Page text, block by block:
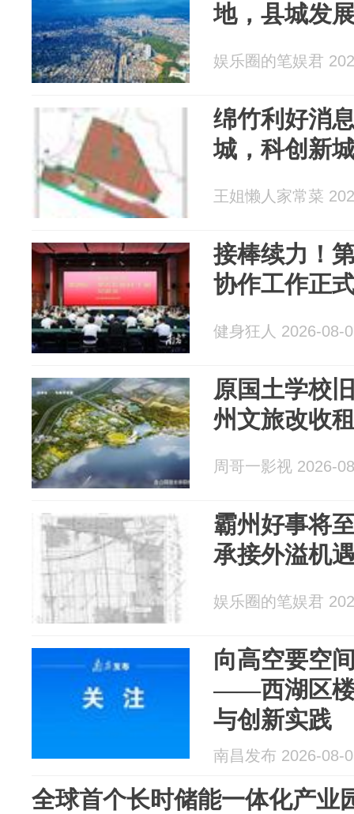
地，县城发
娱乐圈的笔娱君
绵竹利好消
城，科创新
王姐懒人家常菜
接棒续力！
协作工作正
健身狂人 2026-08-
原国土学校
州文旅改收
周哥一影视 2026-
霸州好事将
承接外溢机
娱乐圈的笔娱君
向高空要空
——西湖区楼
与创新实践
南昌发布 2026-08-
全球首个长时储能一体化产业